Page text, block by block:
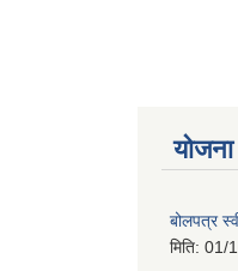
बोलपत्र
मिति: 01/